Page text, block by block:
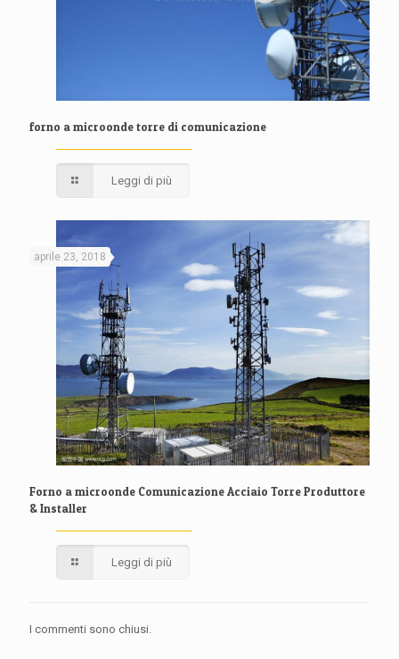
forno a microonde torre di comunicazione
Leggi di più
aprile 23, 2018
Forno a microonde Comunicazione Acciaio Torre Produttore
& Installer
Leggi di più
I commenti sono chiusi.